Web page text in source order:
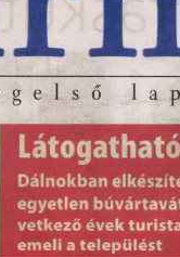
g e s ő l a p
Dálnokban
egyetlen
vetkező évek
emeli a települést